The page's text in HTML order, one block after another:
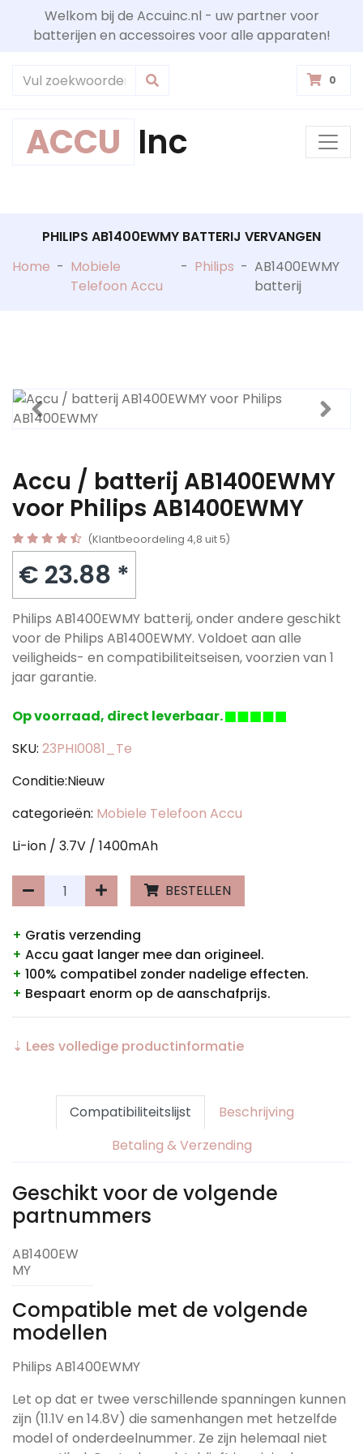
Welkom bij de Accuinc.nl - uw partner voor
batterijen en accessoires voor alle apparaten!
0
ACCU Inc
PHILIPS AB1400EWMY BATTERIJ VERVANGEN
Home - Mobiele
Telefoon Accu
- Philips - AB1400EWMY
batterij
Accu / batterij AB1400EWMY
voor Philips AB1400EWMY
(Klantbeoordeling 4,8 uit 5)
€ 23.88 *
Philips AB1400EWMY batterij, onder andere geschikt
voor de Philips AB1400EWMY. Voldoet aan alle
veiligheids- en compatibiliteitseisen, voorzien van 1
jaar garantie.
Op voorraad, direct leverbaar.
SKU: 23PHI0081_Te
Conditie:Nieuw
categorieën: Mobiele Telefoon Accu
Li-ion / 3.7V / 1400mAh
BESTELLEN
+ Gratis verzending
+ Accu gaat langer mee dan origineel.
+ 100% compatibel zonder nadelige effecten.
+ Bespaart enorm op de aanschafprijs.
⇣ Lees volledige productinformatie
Compatibiliteitslijst
Beschrijving
Betaling & Verzending
Geschikt voor de volgende
partnummers
AB1400EW
MY
Compatible met de volgende
modellen
Philips AB1400EWMY
Let op dat er twee verschillende spanningen kunnen
zijn (11.1V en 14.8V) die samenhangen met hetzelfde
model of onderdeelnummer. Ze zijn helemaal niet